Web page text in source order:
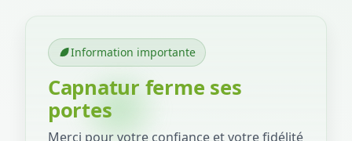
Information importante
Capnatur ferme ses
portes
Merci pour votre confiance et votre fidélité